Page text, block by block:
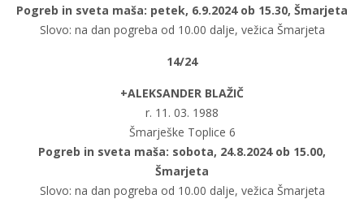
Pogreb in sveta maša: petek, 6.9.2024 ob 15.30, Šmarjeta
Slovo: na dan pogreba od 10.00 dalje, vežica Šmarjeta
14/24
+ALEKSANDER BLAŽIČ
r. 11. 03. 1988
Šmarješke Toplice 6
Pogreb in sveta maša: sobota, 24.8.2024 ob 15.00,
Šmarjeta
Slovo: na dan pogreba od 10.00 dalje, vežica Šmarjeta